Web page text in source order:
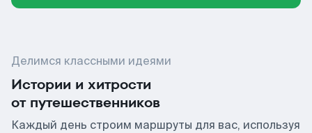
Делимся классными идеями
Истории и хитрости
от путешественников
Каждый день строим маршруты для вас, используя